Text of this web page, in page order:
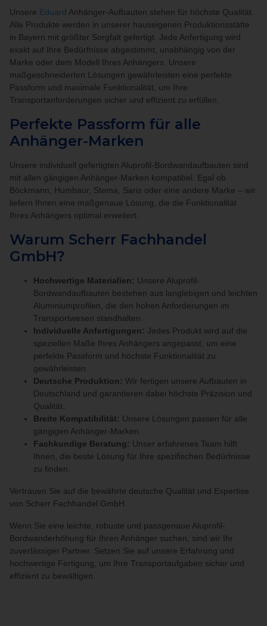
Unsere Eduard Anhänger-Aufbauten stehen für höchste Qualität.
Alle Produkte werden in unserer hauseigenen Produktionsstätte
in Bayern mit größter Sorgfalt gefertigt. Jede Anfertigung wird
exakt auf Ihre Bedürfnisse abgestimmt, unabhängig von der
Marke oder dem Modell Ihres Anhängers. Unsere
maßgeschneiderten Lösungen gewährleisten eine perfekte
Passform und maximale Funktionalität, um Ihre
Transportanforderungen sicher und effizient zu erfüllen.
Perfekte Passform für alle
Anhänger-Marken
Unsere individuell gefertigten Aluprofil-Bordwandaufbauten sind
mit allen gängigen Anhänger-Marken kompatibel. Egal ob
Böckmann, Humbaur, Stema, Saris oder eine andere Marke – wir
liefern Ihnen eine maßgenaue Lösung, die die Funktionalität
Ihres Anhängers optimal erweitert.
Warum Scherr Fachhandel
GmbH?
Hochwertige Materialien: Unsere Aluprofil-
Bordwandaufbauten bestehen aus langlebigen und leichten
Aluminiumprofilen, die den hohen Anforderungen im
Transportwesen standhalten.
Individuelle Anfertigungen: Jedes Produkt wird auf die
speziellen Maße Ihres Anhängers angepasst, um eine
perfekte Passform und höchste Funktionalität zu
gewährleisten.
Deutsche Produktion: Wir fertigen unsere Aufbauten in
Deutschland und garantieren dabei höchste Präzision und
Qualität.
Breite Kompatibilität: Unsere Lösungen passen für alle
gängigen Anhänger-Marken.
Fachkundige Beratung: Unser erfahrenes Team hilft
Ihnen, die beste Lösung für Ihre spezifischen Bedürfnisse
zu finden.
Vertrauen Sie auf die bewährte deutsche Qualität und Expertise
von Scherr Fachhandel GmbH.
Wenn Sie eine leichte, robuste und passgenaue Aluprofil-
Bordwanderhöhung für Ihren Anhänger suchen, sind wir Ihr
zuverlässiger Partner. Setzen Sie auf unsere Erfahrung und
hochwertige Fertigung, um Ihre Transportaufgaben sicher und
effizient zu bewältigen.